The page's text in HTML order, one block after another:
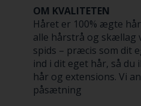
OM KVALITETEN
Håret er 100% ægte
alle hårstrå og skællag
spids – præcis som dit
ind i dit eget hår, så du
hår og extensions. Vi
påsætning